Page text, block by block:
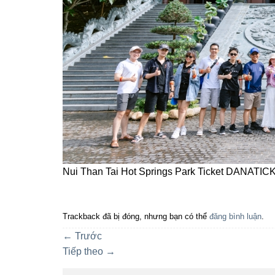
Nui Than Tai Hot Springs Park Ticket
Trackback đã bị đóng, nhưng bạn có thể đăng bình luận.
← Trước
Tiếp theo →